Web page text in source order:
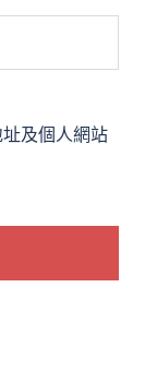
及個人網站